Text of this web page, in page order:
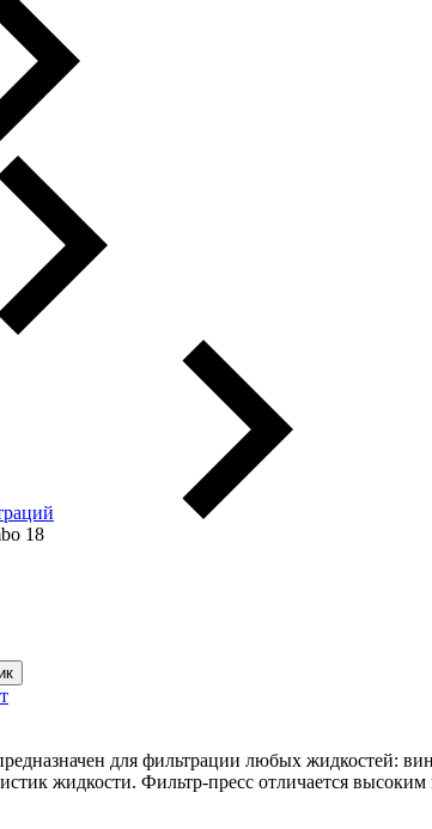
18
для фильтрации любых жидкостей:
жидкости. Фильтр-пресс отличается высоким